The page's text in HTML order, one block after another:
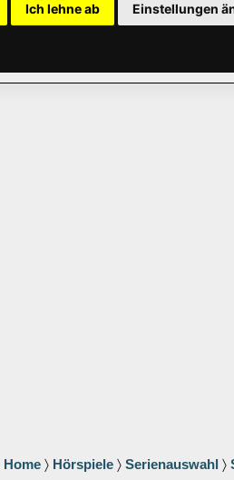
Ich lehne ab Einstellungen
Home 〉 Hörspiele 〉 Serienauswahl 〉